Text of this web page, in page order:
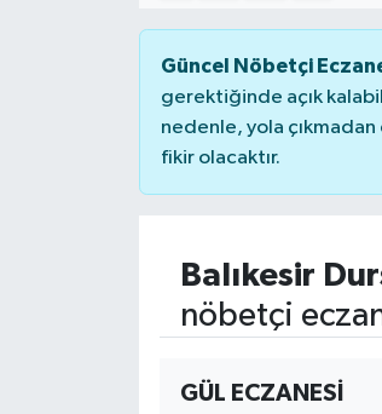
Güncel Nöbetçi
gerektiğinde açık
nedenle, yola
fikir olacaktır.
Balıkesir
nöbetçi
GÜL ECZANESİ